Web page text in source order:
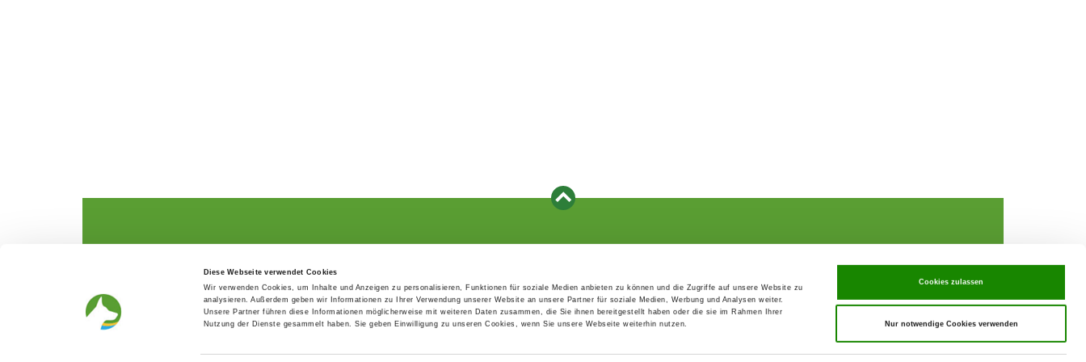
Diese Webseite verwendet Cookies
Wir verwenden Cookies, um Inhalte und Anzeigen zu personalisieren, Funktionen für soziale Medien anbieten zu können und die Zugriffe auf unsere Website zu
analysieren. Außerdem geben wir Informationen zu Ihrer Verwendung unserer Website an unsere Partner für soziale Medien, Werbung und Analysen weiter.
Unsere Partner führen diese Informationen möglicherweise mit weiteren Daten zusammen, die Sie ihnen bereitgestellt haben oder die sie im Rahmen Ihrer
Nutzung der Dienste gesammelt haben. Sie geben Einwilligung zu unseren Cookies, wenn Sie unsere Webseite weiterhin nutzen.
Cookies zulassen
Nur notwendige Cookies verwenden
Everything about the breed
Breeding and upbringing
Helper and saviour
Structur
SV magazine
Local groups
Youth
Supra-regional events VDH/FCI
Events calender
Paymentsystem
Forms, information brochures,
directories